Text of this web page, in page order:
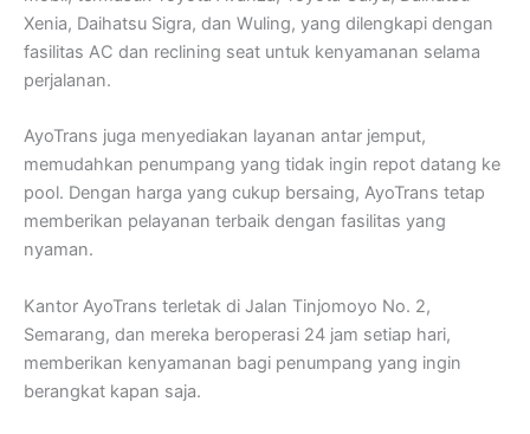
Xenia, Daihatsu Sigra, dan Wuling, yang dilengkapi dengan
fasilitas AC dan reclining seat untuk kenyamanan selama
perjalanan.
AyoTrans juga menyediakan layanan antar jemput,
memudahkan penumpang yang tidak ingin repot datang ke
pool. Dengan harga yang cukup bersaing, AyoTrans tetap
memberikan pelayanan terbaik dengan fasilitas yang
nyaman.
Kantor AyoTrans terletak di Jalan Tinjomoyo No. 2,
Semarang, dan mereka beroperasi 24 jam setiap hari,
memberikan kenyamanan bagi penumpang yang ingin
berangkat kapan saja.